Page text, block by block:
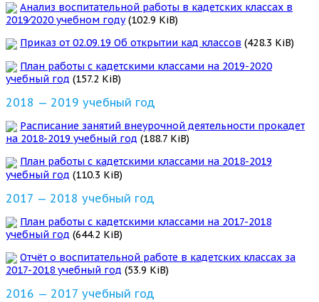
Анализ воспитательной работы в кадетских классах в
2019⁄2020 учебном году(102.9 KiB)
Приказ от 02.09.19 Об открытии кад классов (428.3 KiB)
План работы с кадетскими классами на 2019-2020
учебный год (157.2 KiB)
2018 — 2019 учебный год
Расписание занятий внеурочной деятельности прокадет
на 2018-2019 учебный год (188.7 KiB)
План работы с кадетскими классами на 2018-2019
учебный год (110.3 KiB)
2017 — 2018 учебный год
План работы с кадетскими классами на 2017-2018
учебный год (644.2 KiB)
Отчёт о воспитательной работе в кадетских классах за
2017-2018 учебный год (53.9 KiB)
2016 — 2017 учебный год